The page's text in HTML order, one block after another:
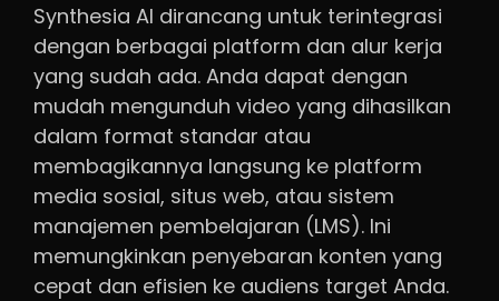
Synthesia AI dirancang untuk terintegrasi
dengan berbagai platform dan alur kerja
yang sudah ada. Anda dapat dengan
mudah mengunduh video yang dihasilkan
dalam format standar atau
membagikannya langsung ke platform
media sosial, situs web, atau sistem
manajemen pembelajaran (LMS). Ini
memungkinkan penyebaran konten yang
cepat dan efisien ke audiens target Anda.